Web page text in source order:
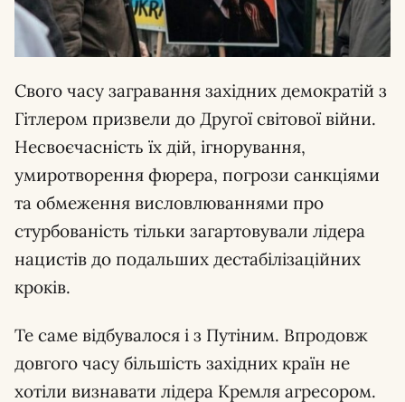
Свого часу загравання західних демократій з
Гітлером призвели до Другої світової війни.
Несвоєчасність їх дій, ігнорування,
умиротворення фюрера, погрози санкціями
та обмеження висловлюваннями про
стурбованість тільки загартовували лідера
нацистів до подальших дестабілізаційних
кроків.
Те саме відбувалося і з Путіним. Впродовж
довгого часу більшість західних країн не
хотіли визнавати лідера Кремля агресором.